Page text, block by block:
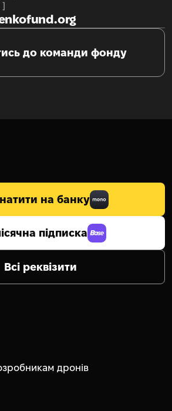
]
до команди фонду
на банку
підписка
Всі реквізити
дронів